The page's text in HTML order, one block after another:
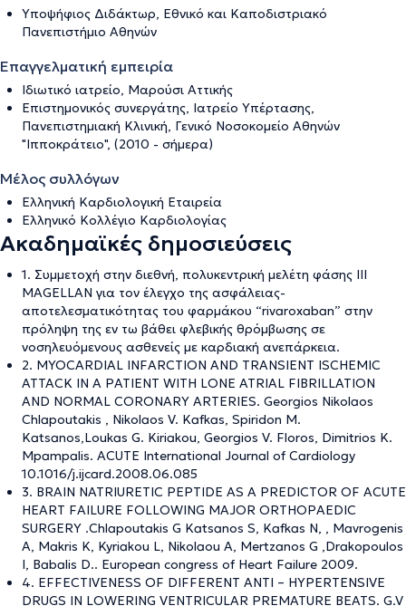
Υποψήφιος Διδάκτωρ, Εθνικό και Καποδιστριακό
Πανεπιστήμιο Αθηνών
Επαγγελματική εμπειρία
Ιδιωτικό ιατρείο, Μαρούσι Αττικής
Επιστημονικός συνεργάτης, Ιατρείο Υπέρτασης,
Πανεπιστημιακή Κλινική, Γενικό Νοσοκομείο Αθηνών
"Ιπποκράτειο", (2010 - σήμερα)
Μέλος συλλόγων
Ελληνική Καρδιολογική Εταιρεία
Ελληνικό Κολλέγιο Καρδιολογίας
Ακαδημαϊκές δημοσιεύσεις
1. Συμμετοχή στην διεθνή, πολυκεντρική μελέτη φάσης ΙΙΙ
MAGELLAN για τον έλεγχο της ασφάλειας-
αποτελεσματικότητας του φαρμάκου “rivaroxaban” στην
πρόληψη της εν τω βάθει φλεβικής θρόμβωσης σε
νοσηλευόμενους ασθενείς με καρδιακή ανεπάρκεια.
2. MYOCARDIAL INFARCTION AND TRANSIENT ISCHEMIC
ATTACK IN A PATIENT WITH LONE ATRIAL FIBRILLATION
AND NORMAL CORONARY ARTERIES. Georgios Nikolaos
Chlapoutakis , Nikolaos V. Kafkas, Spiridon M.
Katsanos,Loukas G. Kiriakou, Georgios V. Floros, Dimitrios K.
Mpampalis. ACUTE International Journal of Cardiology
10.1016/j.ijcard.2008.06.085
3. BRAIN NATRIURETIC PEPTIDE AS A PREDICTOR OF ACUTE
HEART FAILURE FOLLOWING MAJOR ORTHOPAEDIC
SURGERY .Chlapoutakis G Katsanos S, Kafkas N, , Mavrogenis
A, Makris K, Kyriakou L, Nikolaou A, Mertzanos G ,Drakopoulos
I, Babalis D.. European congress of Heart Failure 2009.
4. ΕFFECTIVENESS OF DIFFERENT ANTI – HYPERTENSIVE
DRUGS IN LOWERING VENTRICULAR PREMATURE BEATS. G.V